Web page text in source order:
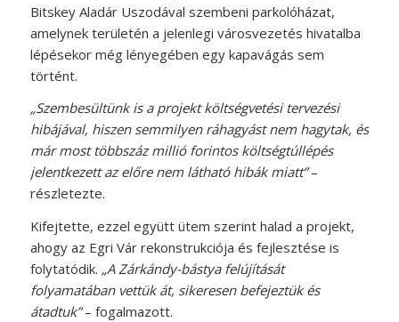
Bitskey Aladár Uszodával szembeni parkolóházat,
amelynek területén a jelenlegi városvezetés hivatalba
lépésekor még lényegében egy kapavágás sem
történt.
„Szembesültünk is a projekt költségvetési tervezési
hibájával, hiszen semmilyen ráhagyást nem hagytak, és
már most többszáz millió forintos költségtúllépés
jelentkezett az előre nem látható hibák miatt”–
részletezte.
Kifejtette, ezzel együtt ütem szerint halad a projekt,
ahogy az Egri Vár rekonstrukciója és fejlesztése is
folytatódik. „A Zárkándy-bástya felújítását
folyamatában vettük át, sikeresen befejeztük és
átadtuk”– fogalmazott.